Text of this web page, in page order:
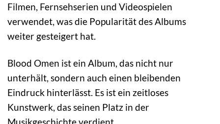
Filmen, Fernsehserien und Videospielen
verwendet, was die Popularität des Albums
weiter gesteigert hat.
Blood Omen ist ein Album, das nicht nur
unterhält, sondern auch einen bleibenden
Eindruck hinterlässt. Es ist ein zeitloses
Kunstwerk, das seinen Platz in der